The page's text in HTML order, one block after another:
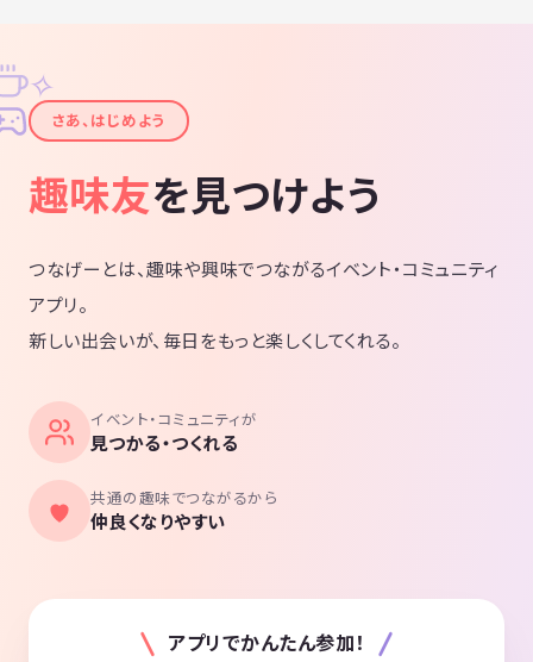
✦
✧
さあ、はじめよう
趣味友を見つけよう
つなげーとは、趣味や興味でつながるイベント・コミュニティ
アプリ。
新しい出会いが、毎日をもっと楽しくしてくれる。
イベント・コミュニティが
見つかる・つくれる
共通の趣味でつながるから
仲良くなりやすい
アプリでかんたん参加！